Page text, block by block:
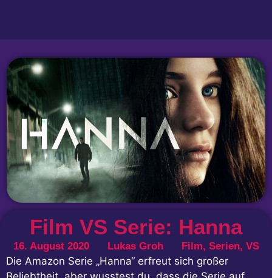
Film VS Serie: Hanna
16. August 2020 Lukas Groh Film, Serien, VS
Die Amazon Serie „Hanna“ erfreut sich großer